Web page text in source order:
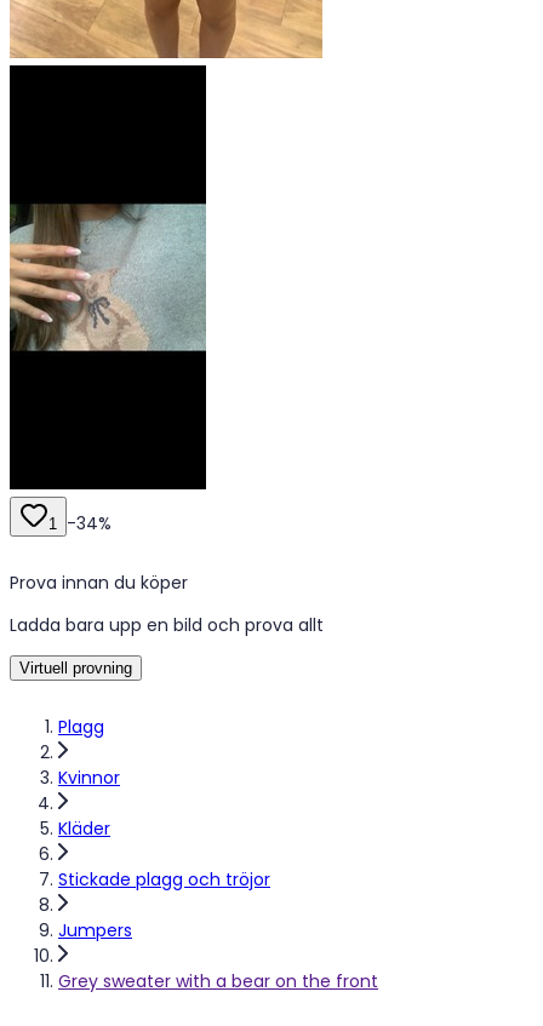
Plagg
Kvinnor
Kläder
Stickade plagg och tröjor
Jumpers
Grey sweater with a bear on the front
1 -34%
Prova innan du köper
Ladda bara upp en bild och prova allt
Virtuell provning